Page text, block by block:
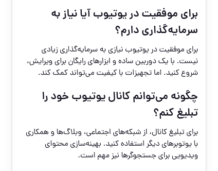
برای موفقیت در یوتیوب آیا نیاز به
سرمایه‌گذاری دارم؟
برای موفقیت در یوتیوب نیازی به سرمایه‌گذاری زیادی
نیست. با یک دوربین ساده و ابزارهای رایگان برای ویرایش،
شروع کنید. اما تجهیزات با کیفیت می‌تواند کمک کند.
چگونه می‌توانم کانال یوتیوب خود را
تبلیغ کنم؟
برای تبلیغ کانال، از شبکه‌های اجتماعی، وبلاگ‌ها و همکاری
با یوتوبرهای دیگر استفاده کنید. بهینه‌سازی محتوای
ویدیویی برای جستجوگرها نیز مهم است.